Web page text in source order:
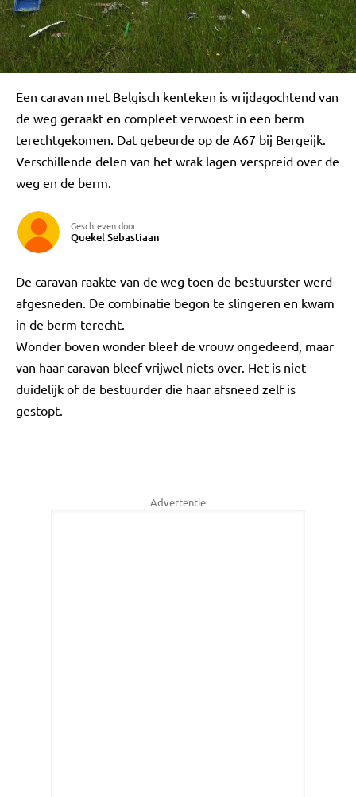
Een caravan met Belgisch kenteken is vrijdagochtend van
de weg geraakt en compleet verwoest in een berm
terechtgekomen. Dat gebeurde op de A67 bij Bergeijk.
Verschillende delen van het wrak lagen verspreid over de
weg en de berm.
Geschreven door
Quekel Sebastiaan
De caravan raakte van de weg toen de bestuurster werd
afgesneden. De combinatie begon te slingeren en kwam
in de berm terecht.
Wonder boven wonder bleef de vrouw ongedeerd, maar
van haar caravan bleef vrijwel niets over. Het is niet
duidelijk of de bestuurder die haar afsneed zelf is
gestopt.
Advertentie